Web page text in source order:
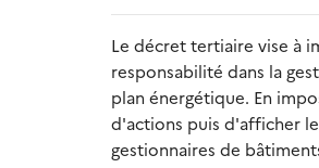
Le décret tertiaire vise à
responsabilité dans la
plan énergétique. En
d'actions puis d'afficher
gestionnaires de